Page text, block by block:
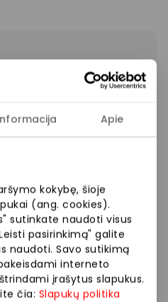
Apie
kokybę, šioje
(ang. cookies).
sutinkate naudoti visus
pasirinkimą" galite
naudoti. Savo sutikimą
interneto
įrašytus slapukus.
čia: Slapukų politika
žemėlapyje
dovanomis –
daug smagiau su
Akcija galioja iki likučių
ir taikomos
kiekis ribotas.
mūsų
arba artimiausioje fizinėje